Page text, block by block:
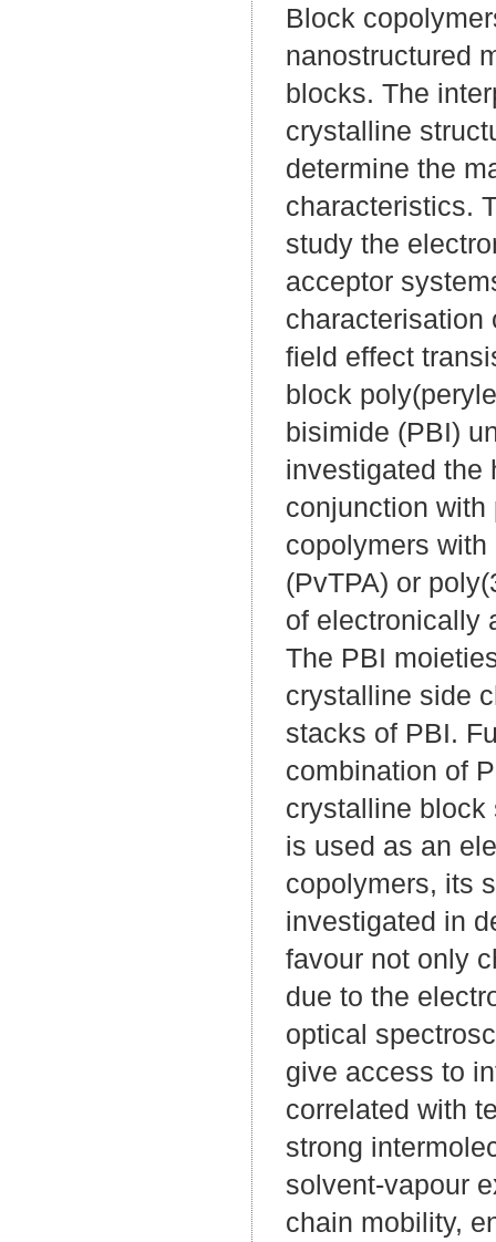
Block
nanostructured
blocks. The
crystalline
determine the
characteristics.
study the
acceptor
characterisation
field effect
block
bisimide (PBI)
investigated the
conjunction
copolymers
(PvTPA) or
of electronically
The PBI
crystalline side
stacks of PBI.
combination of
crystalline block
is used as an
copolymers, its
investigated in
favour not only
due to the
optical
give access to
correlated with
strong
solvent-vapour
chain mobility,